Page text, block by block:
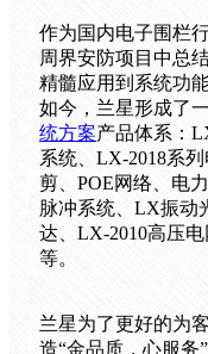
案
例
关
于
兰
星
联
系
家
作为国内电子围栏
周界安防项目中总
精髓应用到系统功
如今，兰星形成了
统方案产品体系：
系统、LX-2018系
剪、POE网络、电
脉冲系统、LX振动
达、LX-2010高压
等。
兰星为了更好的为
造“金品质，心服务